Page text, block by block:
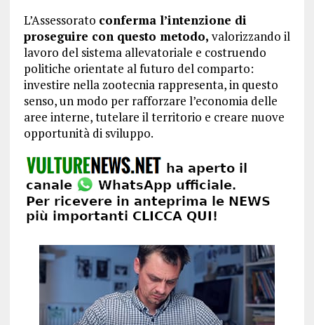
L’Assessorato conferma l’intenzione di
proseguire con questo metodo, valorizzando il
lavoro del sistema allevatoriale e costruendo
politiche orientate al futuro del comparto:
investire nella zootecnia rappresenta, in questo
senso, un modo per rafforzare l’economia delle
aree interne, tutelare il territorio e creare nuove
opportunità di sviluppo.